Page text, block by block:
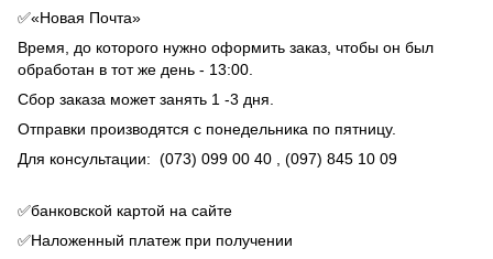
✅«Новая Почта»
Время, до которого нужно оформить заказ, чтобы он был
обработан в тот же день - 13:00.
Сбор заказа может занять 1 -3 дня.
Отправки производятся с понедельника по пятницу.
Для консультации: (073) 099 00 40 , (097) 845 10 09
✅банковской картой на сайте
✅Наложенный платеж при получении